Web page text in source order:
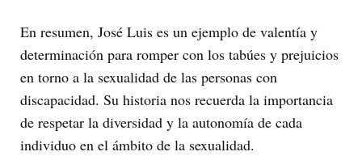
En resumen, José Luis es un ejemplo de valentía y
determinación para romper con los tabúes y prejuicios
en torno a la sexualidad de las personas con
discapacidad. Su historia nos recuerda la importancia
de respetar la diversidad y la autonomía de cada
individuo en el ámbito de la sexualidad.